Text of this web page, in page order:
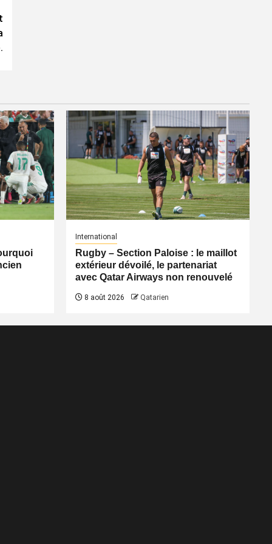
International
Rugby – Section Paloise : le maillot
extérieur dévoilé, le partenariat
avec Qatar Airways non renouvelé
8 août 2026 Qatarien